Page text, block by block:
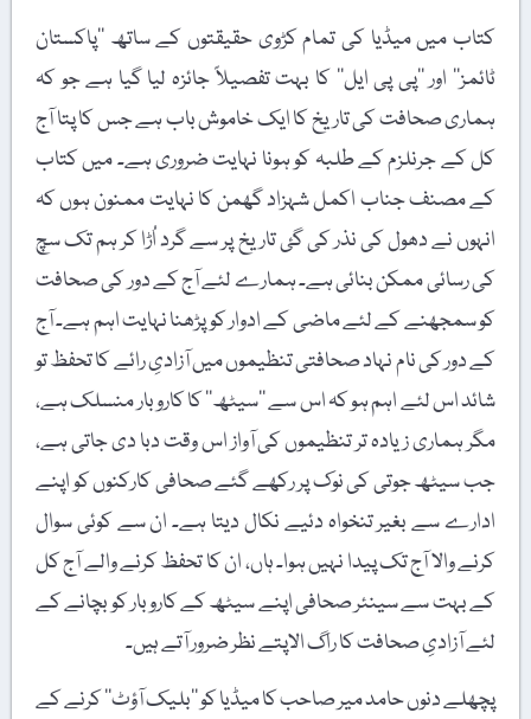
کتاب میں میڈیا کی تمام کڑوی حقیقتوں کے ساتھ ’’پاکستان
ٹائمز‘‘ اور ’’پی پی ایل‘‘ کا بہت تفصیلاً جائزہ لیا گیا ہے جو کہ
ہماری صحافت کی تاریخ کا ایک خاموش باب ہے جس کا پتا آج
کل کے جرنلزم کے طلبہ کو ہونا نہایت ضروری ہے۔ میں کتاب
کے مصنف جناب اکمل شہزاد گھمن کا نہایت ممنون ہوں کہ
انہوں نے دھول کی نذر کی گئ تاریخ پر سے گرد اُڑا کر ہم تک سچ
کی رسائی ممکن بنائی ہے۔ ہمارے لئے آج کے دور کی صحافت
کو سمجھنے کے لئے ماضی کے ادوار کو پڑھنا نہایت اہم ہے۔ آج
کے دور کی نام نہاد صحافتی تنظیموں میں آزادیِ رائے کا تحفظ تو
شائد اس لئے اہم ہو کہ اس سے ’’سیٹھ‘‘ کا کاروبار منسلک ہے،
مگر ہماری زیادہ تر تنظیموں کی آواز اس وقت دبا دی جاتی ہے،
جب سیٹھ جوتی کی نوک پر رکھے گئے صحافی کارکنوں کو اپنے
ادارے سے بغیر تنخواہ دئیے نکال دیتا ہے۔ ان سے کوئی سوال
کرنے والا آج تک پیدا نہیں ہوا۔ ہاں، ان کا تحفظ کرنے والے آج کل
کے بہت سے سینئر صحافی اپنے سیٹھ کے کاروبار کو بچانے کے
لئے آزادیِ صحافت کا راگ الاپتے نظر ضرور آتے ہیں۔
پچھلے دنوں حامد میر صاحب کا میڈیا کو ’’بلیک آؤٹ‘‘ کرنے کے